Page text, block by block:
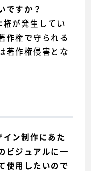
ですか？
が発生してい
作権で守られる
著作権侵害とな
ン制作にあた
ビジュアルに一
使用したいので